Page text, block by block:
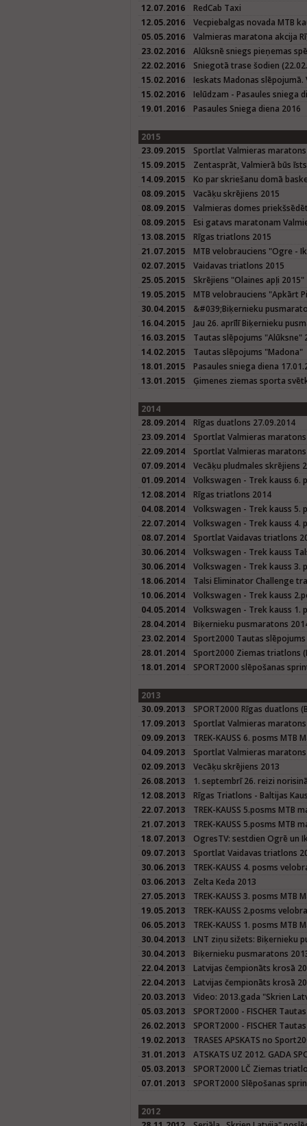
12.07.2016
RedCab Taxi
12.05.2016
Vecpiebalgas novada MTB
05.05.2016
Valmieras maratona akcija
23.02.2016
Alūksnē sniegs pieņemas
22.02.2016
Sniegotā trase šodien
15.02.2016
Ieskats Madonas slēpojumā.
15.02.2016
Ielūdzam - Pasaules sniega
19.01.2016
Pasaules Sniega diena 2016
2015
23.09.2015
Sportlat Valmieras
15.09.2015
Zentasprāt, Valmierā būs
14.09.2015
Ko par skriešanu domā
08.09.2015
Vacāķu skrējiens 2015
08.09.2015
Valmieras domes
08.09.2015
Esi gatavs maratonam
13.08.2015
Rīgas triatlons 2015
21.07.2015
MTB velobrauciens "Ogre -
02.07.2015
Vaidavas triatlons 2015
25.05.2015
Skrējiens "Olaines apļi 2015"
19.05.2015
MTB velobrauciens "Apkārt
30.04.2015
&#039;Biķernieku
16.04.2015
Jau 26. aprīlī Biķernieku
16.03.2015
Tautas slēpojums "Alūksne"
14.02.2015
Tautas slēpojums "Madona"
18.01.2015
Pasaules sniega diena
13.01.2015
Ģimenes ziemas sporta
2014
28.09.2014
Rīgas duatlons 27.09.2014
23.09.2014
Sportlat Valmieras
22.09.2014
Sportlat Valmieras
07.09.2014
Vecāķu pludmales skrējiens
01.09.2014
Volkswagen - Trek kauss 6.
12.08.2014
Rīgas triatlons 2014
04.08.2014
Volkswagen - Trek kauss 5.
22.07.2014
Volkswagen - Trek kauss 4.
08.07.2014
Sportlat Vaidavas triatlons
30.06.2014
Volkswagen - Trek kauss
30.06.2014
Volkswagen - Trek kauss 3.
18.06.2014
Talsi Eliminator Challenge
10.06.2014
Volkswagen - Trek kauss
04.05.2014
Volkswagen - Trek kauss 1.
28.04.2014
Biķernieku pusmaratons
23.02.2014
Sport2000 Tautas
28.01.2014
Sport2000 Ziemas triatlons
18.01.2014
SPORT2000 slēpošanas
2013
30.09.2013
SPORT2000 Rīgas duatlons
17.09.2013
Sportlat Valmieras
09.09.2013
TREK-KAUSS 6. posms MTB
04.09.2013
Sportlat Valmieras
02.09.2013
Vecāķu skrējiens 2013
26.08.2013
1. septembrī 26. reizi
12.08.2013
Rīgas Triatlons - Baltijas
22.07.2013
TREK-KAUSS 5.posms MTB
21.07.2013
TREK-KAUSS 5.posms MTB
18.07.2013
OgresTV: sestdien Ogrē un
09.07.2013
Sportlat Vaidavas triatlons
30.06.2013
TREK-KAUSS 4. posms
03.06.2013
Zelta Keda 2013
27.05.2013
TREK-KAUSS 3. posms MTB
19.05.2013
TREK-KAUSS 2.posms
06.05.2013
TREK-KAUSS 1. posms MTB
30.04.2013
LNT ziņu sižets: Biķernieku
30.04.2013
Biķernieku pusmaratons
22.04.2013
Latvijas čempionāts krosā
22.04.2013
Latvijas čempionāts krosā
20.03.2013
Video: 2013.gada "Skrien
05.03.2013
SPORT2000 - FISCHER
26.02.2013
SPORT2000 - FISCHER
19.02.2013
TRASES APSKATS no
31.01.2013
ATSKATS UZ 2012. GADA
05.03.2013
SPORT2000 LČ Ziemas
07.01.2013
SPORT2000 Slēpošanas
2012